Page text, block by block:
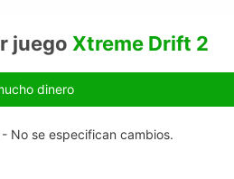
juego Xtreme Drift 2
dinero
No se especifican cambios.